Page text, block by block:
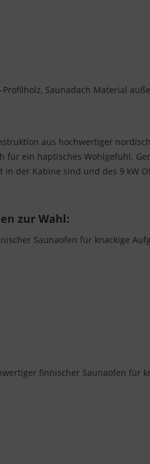
Saunadach Material
aus hochwertiger
für ein haptisches Wohlgefühl.
der Kabine sind und des 9 kW
zur Wahl:
Saunaofen für knackige
finnischer Saunaofen für